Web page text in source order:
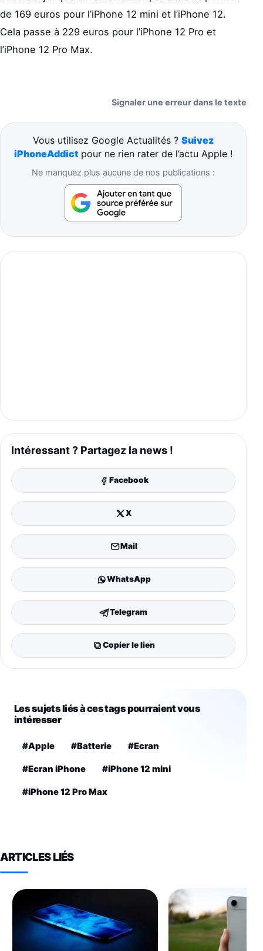
de 169 euros pour l’iPhone 12 mini et l’iPhone 12.
Cela passe à 229 euros pour l’iPhone 12 Pro et
l’iPhone 12 Pro Max.
Signaler une erreur dans le texte
Vous utilisez Google Actualités ? Suivez
iPhoneAddict pour ne rien rater de l’actu Apple !
Ne manquez plus aucune de nos publications :
Intéressant ? Partagez la news !
Facebook
X
Mail
WhatsApp
Telegram
Copier le lien
Les sujets liés à ces tags pourraient vous
intéresser
#Apple #Batterie #Ecran
#Ecran iPhone #iPhone 12 mini
#iPhone 12 Pro Max
ARTICLES LIÉS